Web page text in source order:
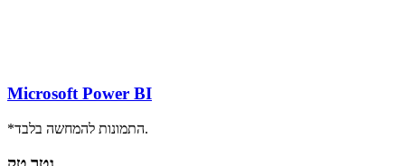
Microsoft Power BI
*התמונות להמחשה בלבד.